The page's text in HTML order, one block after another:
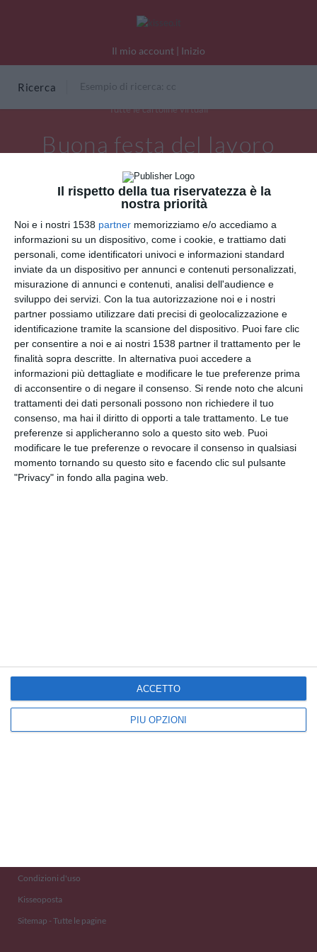
Il rispetto della tua riservatezza è la
nostra priorità
Noi e i nostri 1538 partner memorizziamo e/o accediamo a
informazioni su un dispositivo, come i cookie, e trattiamo dati
personali, come identificatori univoci e informazioni standard
inviate da un dispositivo per annunci e contenuti personalizzati,
misurazione di annunci e contenuti, analisi dell'audience e
sviluppo dei servizi. Con la tua autorizzazione noi e i nostri
partner possiamo utilizzare dati precisi di geolocalizzazione e
identificazione tramite la scansione del dispositivo. Puoi fare clic
per consentire a noi e ai nostri 1538 partner il trattamento per le
finalità sopra descritte. In alternativa puoi accedere a
informazioni più dettagliate e modificare le tue preferenze prima
di acconsentire o di negare il consenso. Si rende noto che alcuni
trattamenti dei dati personali possono non richiedere il tuo
consenso, ma hai il diritto di opporti a tale trattamento. Le tue
preferenze si applicheranno solo a questo sito web. Puoi
modificare le tue preferenze o revocare il consenso in qualsiasi
momento tornando su questo sito e facendo clic sul pulsante
"Privacy" in fondo alla pagina web.
PIÙ OPZIONI
ACCETTO
Il mio account | Inizio
Ricerca
Tutte le cartoline virtuali
Buona festa del lavoro
INVIA QUESTA CARTOLINA
via Email(GRATUITO)
CONDIVIDI QUESTA
CARTOLINA
Facebook, Twitter, WhatsApp, ...
Kisseo©
Condizioni d'uso
Kisseoposta
Sitemap - Tutte le pagine